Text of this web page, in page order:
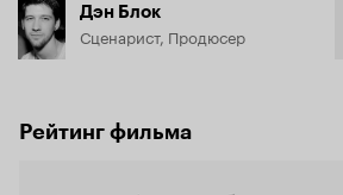
Дэн Блок
Сценарист, Продюсер
Рейтинг фильма